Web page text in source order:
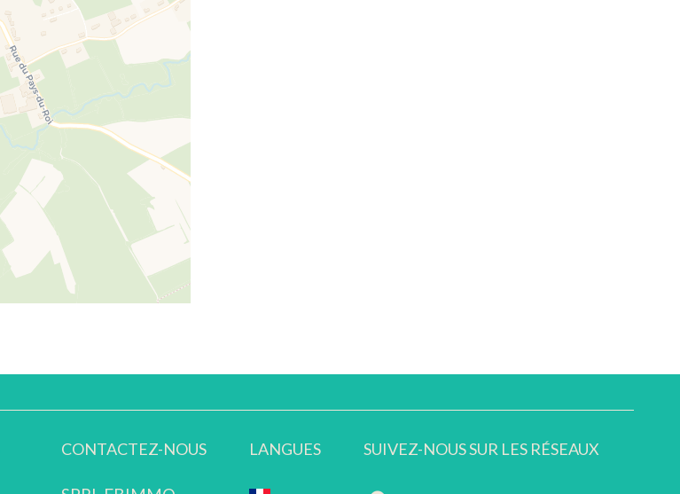
CONTACTEZ-NOUS LANGUES SUIVEZ-NOUS SUR LES RÉSEAUX